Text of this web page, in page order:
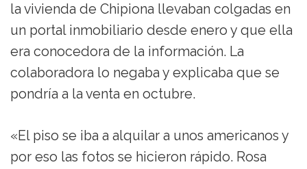
la vivienda de Chipiona llevaban colgadas en
un portal inmobiliario desde enero y que ella
era conocedora de la información. La
colaboradora lo negaba y explicaba que se
pondría a la venta en octubre.
«El piso se iba a alquilar a unos americanos y
por eso las fotos se hicieron rápido. Rosa